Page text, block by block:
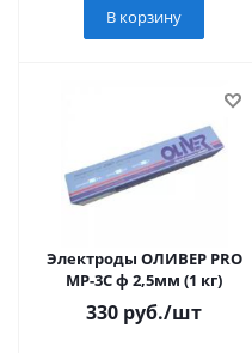
В корзину
Электроды ОЛИВЕР PRO
МР-3С ф 2,5мм (1 кг)
330 руб./шт